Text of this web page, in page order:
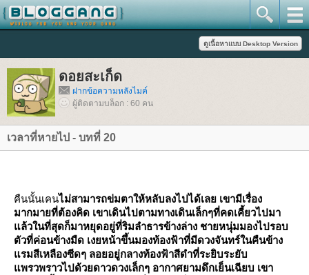
ดอยสะเก็ด
ฝากข้อความหลังไมค์
ผู้ติดตามบล็อก : 60 คน
เวลาที่หายไป - บทที่ 20
คืนนั้นเคนไม่สามารถข่มตาให้หลับลงไปได้เลย เขามีเรื่อง
มากมายที่ต้องคิด เขาเดินไปตามทางเดินเล็กๆที่คดเคี้ยวไปมา
ล้วในที่สุดก็มาหยุดอยู่ที่ริมลำธารข้างล่าง ชายหนุ่มมองไปรอบ
ตัวที่ค่อนข้างมืด เงยหน้าขึ้นมองท้องฟ้าที่มีดวงจันทร์ในคืนข้าง
รมสีเหลืองซีดๆ ลอยอยู่กลางท้องฟ้าสีดำที่ระยิบระยับ
พรวพราวไปด้วยดาวดวงเล็กๆ อากาศยามดึกเย็นเฉียบ เขา